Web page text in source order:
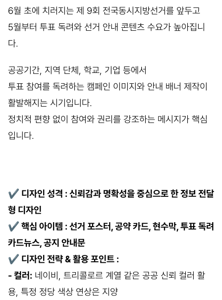
6월 초에 치러지는 제 9회 전국동시지방선거를 앞두고
5월부터 투표 독려와 선거 안내 콘텐츠 수요가 높아집니
다.
공공기간, 지역 단체, 학교, 기업 등에서
투표 참여를 독려하는 캠페인 이미지와 안내 배너 제작이
활발해지는 시기입니다.
정치적 편향 없이 참여와 권리를 강조하는 메시지가 핵심
입니다.
✔ 디자인 성격 : 신뢰감과 명확성을 중심으로 한 정보 전달
형 디자인
✔ 핵심 아이템 : 선거 포스터, 공약 카드, 현수막, 투표 독려
카드뉴스, 공지 안내문
✔ 디자인 전략 & 활용 포인트 :
- 컬러: 네이비, 트리콜로르 계열 같은 공공 신뢰 컬러 활
용, 특정 정당 색상 연상은 지양